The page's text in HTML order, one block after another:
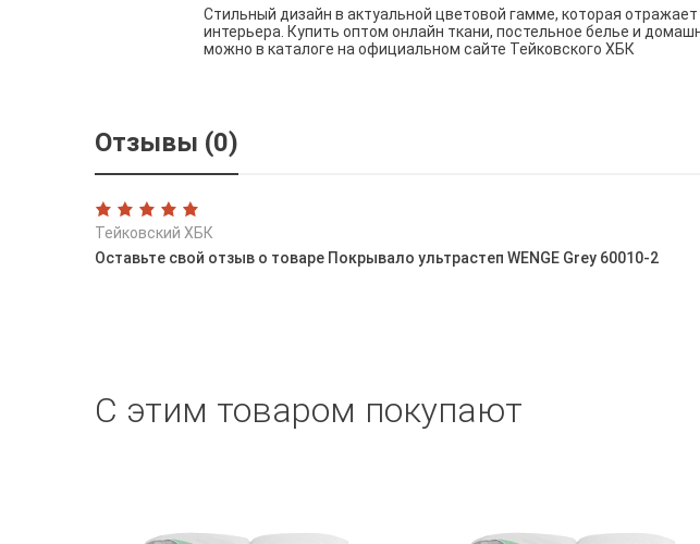
Стильный дизайн в актуальной цветовой гамме, которая
интерьера. Купить оптом онлайн ткани, постельное белье и
можно в каталоге на официальном сайте Тейковского ХБК
Отзывы (0)
Тейковский ХБК
Оставьте свой отзыв о товаре Покрывало ультрастеп WENGE Grey 60010-2
С этим товаром покупают